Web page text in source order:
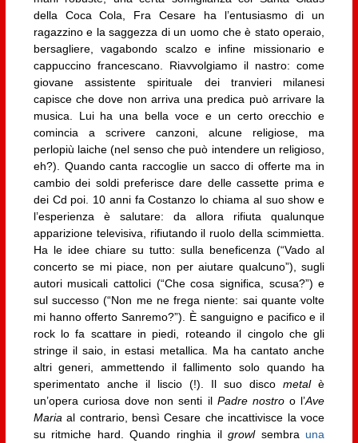
della Coca Cola, Fra Cesare ha l’entusiasmo di un
ragazzino e la saggezza di un uomo che è stato operaio,
bersagliere, vagabondo scalzo e infine missionario e
cappuccino francescano. Riavvolgiamo il nastro: come
giovane assistente spirituale dei tranvieri milanesi
capisce che dove non arriva una predica può arrivare la
musica. Lui ha una bella voce e un certo orecchio e
comincia a scrivere canzoni, alcune religiose, ma
perlopiù laiche (nel senso che può intendere un religioso,
eh?). Quando canta raccoglie un sacco di offerte ma in
cambio dei soldi preferisce dare delle cassette prima e
dei Cd poi. 10 anni fa Costanzo lo chiama al suo show e
l’esperienza è salutare: da allora rifiuta qualunque
apparizione televisiva, rifiutando il ruolo della scimmietta.
Ha le idee chiare su tutto: sulla beneficenza (“Vado al
concerto se mi piace, non per aiutare qualcuno”), sugli
autori musicali cattolici (“Che cosa significa, scusa?”) e
sul successo (“Non me ne frega niente: sai quante volte
mi hanno offerto Sanremo?”). È sanguigno e pacifico e il
rock lo fa scattare in piedi, roteando il cingolo che gli
stringe il saio, in estasi metallica. Ma ha cantato anche
altri generi, ammettendo il fallimento solo quando ha
sperimentato anche il liscio (!). Il suo discometalè
un’opera curiosa dove non senti il Padre nostroo l’Ave
Maria al contrario, bensì Cesare che incattivisce la voce
su ritmiche hard. Quando ringhia ilgrowlsembra una